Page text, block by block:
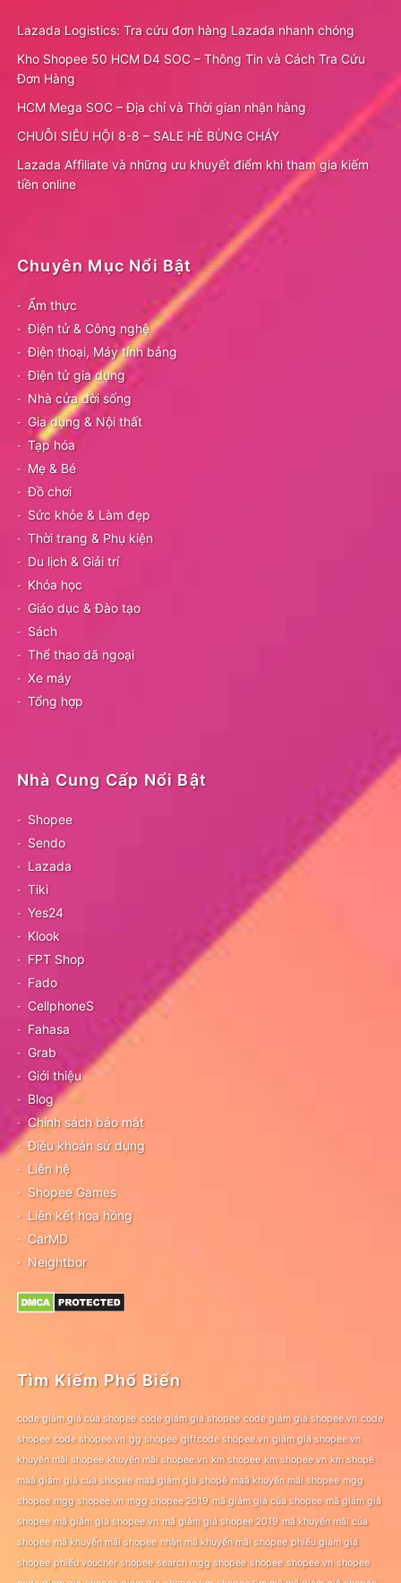
Lazada Logistics: Tra cứu đơn hàng Lazada nhanh chóng
Kho Shopee 50 HCM D4 SOC – Thông Tin và Cách Tra Cứu
Đơn Hàng
HCM Mega SOC – Địa chỉ và Thời gian nhận hàng
CHUỖI SIÊU HỘI 8-8 – SALE HÈ BÙNG CHÁY
Lazada Affiliate và những ưu khuyết điểm khi tham gia kiếm
tiền online
Chuyên Mục Nổi Bật
Ẩm thực
Điện tử & Công nghệ
Điện thoại, Máy tính bảng
Điện tử gia dụng
Nhà cửa đời sống
Gia dụng & Nội thất
Tạp hóa
Mẹ & Bé
Đồ chơi
Sức khỏe & Làm đẹp
Thời trang & Phụ kiện
Du lịch & Giải trí
Khóa học
Giáo dục & Đào tạo
Sách
Thể thao dã ngoại
Xe máy
Tổng hợp
Nhà Cung Cấp Nổi Bật
Shopee
Sendo
Lazada
Tiki
Yes24
Klook
FPT Shop
Fado
CellphoneS
Fahasa
Grab
Giới thiệu
Blog
Chính sách bảo mật
Điều khoản sử dụng
Liên hệ
Shopee Games
Liên kết hoa hồng
CarMD
Neightbor
Tìm Kiếm Phổ Biến
code giảm giá của shopee code giảm giá shopee code giảm giá shopee.vn code
shopee code shopee.vn gg shopee giftcode shopee.vn giảm giá shopee.vn
khuyến mãi shopee khuyến mãi shopee.vn km shopee km shopee vn km shopê
maã giảm giá của shopee maã giảm giá shopê maã khuyến mãi shopee mgg
shopee mgg shopee.vn mgg shopee 2019 mã giảm giá của shopee mã giảm giá
shopee mã giảm giá shopee.vn mã giảm giá shopee 2019 mã khuyến mãi của
shopee mã khuyến mãi shopee nhận mã khuyến mãi shopee phiếu giảm giá
shopee phiếu voucher shopee search mgg shopee shopee shopee.vn shopee